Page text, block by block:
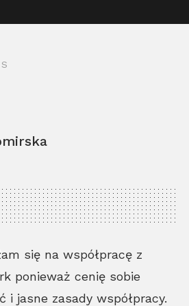
się na współpracę z
ponieważ cenię sobie
i jasne zasady współpracy.